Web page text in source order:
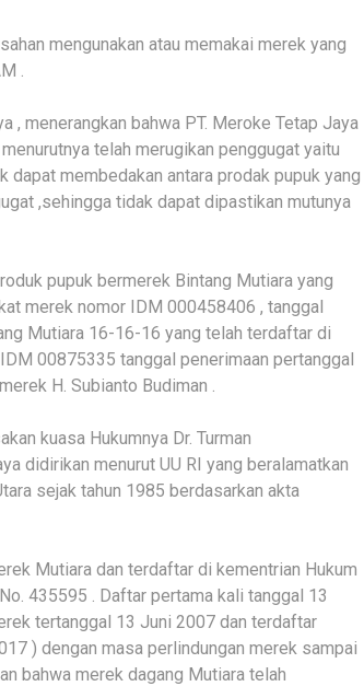
mengunakan atau memakai merek yang
.
, menerangkan bahwa PT. Meroke Tetap Jaya
telah merugikan penggugat yaitu
membedakan antara prodak pupuk yang
,sehingga tidak dapat dipastikan mutunya
pupuk bermerek Bintang Mutiara yang
merek nomor IDM 000458406 , tanggal
Mutiara 16-16-16 yang telah terdaftar di
00875335 tanggal penerimaan pertanggal
H. Subianto Budiman .
kuasa Hukumnya Dr. Turman
didirikan menurut UU RI yang beralamatkan
sejak tahun 1985 berdasarkan akta
Mutiara dan terdaftar di kementrian Hukum
435595 . Daftar pertama kali tanggal 13
tertanggal 13 Juni 2007 dan terdaftar
) dengan masa perlindungan merek sampai
bahwa merek dagang Mutiara telah